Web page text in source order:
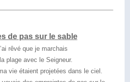
de pas sur le sable
rêvé que je marchais
plage avec le Seigneur.
vie étaient projetées dans le ciel.